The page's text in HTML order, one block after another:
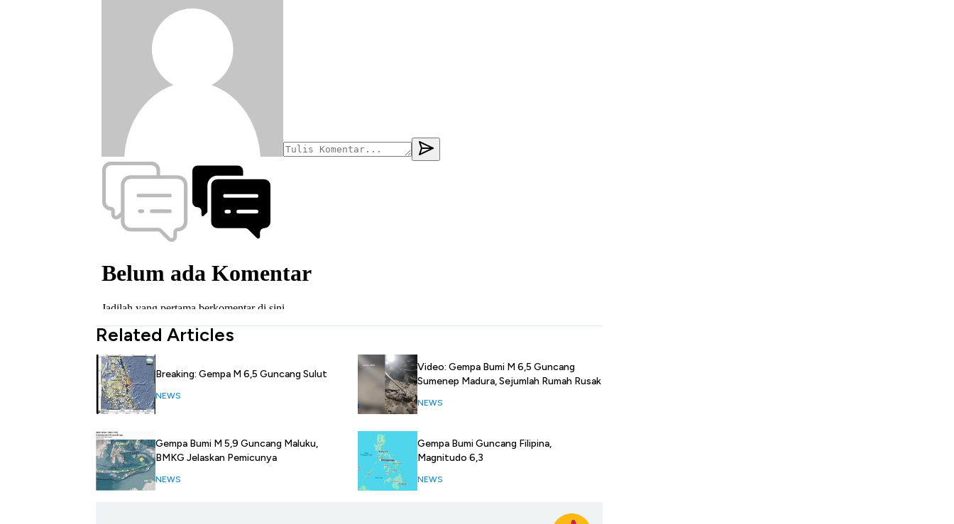
Related Articles
Breaking: Gempa M 6,5 Guncang Sulut
NEWS
Gempa Bumi M 5,9 Guncang Maluku,
BMKG Jelaskan Pemicunya
NEWS
Video: Gempa Bumi M 6,5 Guncang
Sumenep Madura, Sejumlah Rumah Rusak
NEWS
Gempa Bumi Guncang Filipina,
Magnitudo 6,3
NEWS